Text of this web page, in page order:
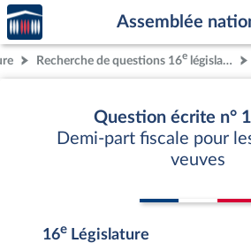
Aller au contenu
Aller en bas de la page
Accèder
à la
page
d'accueil
Assemblée
Recherche de questions 16e législature
Question écrite n°
Demi-part fiscale pour
veuves
16e Législature